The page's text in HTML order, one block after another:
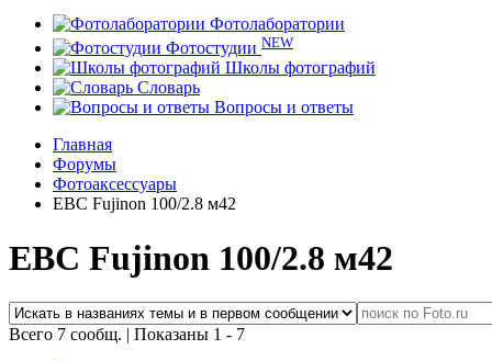
Фотолаборатории
Фотостудии NEW
Школы фотографий
Словарь
Вопросы и ответы
Главная
Форумы
Фотоаксессуары
EBC Fujinon 100/2.8 м42
EBC Fujinon 100/2.8 м42
Всего 7 сообщ. | Показаны 1 - 7